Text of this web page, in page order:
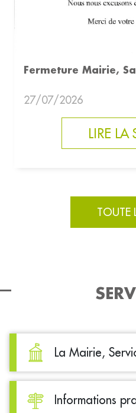
Fermeture Mairie,
27/07/2026
LIRE LA
TOUTE
La Mairie,
Informations